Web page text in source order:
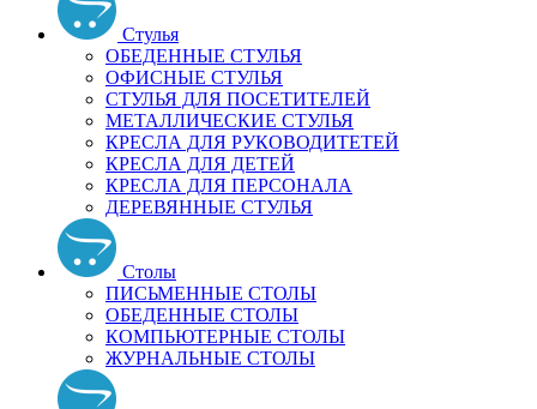
Стулья
ОБЕДЕННЫЕ СТУЛЬЯ
ОФИСНЫЕ СТУЛЬЯ
СТУЛЬЯ ДЛЯ ПОСЕТИТЕЛЕЙ
МЕТАЛЛИЧЕСКИЕ СТУЛЬЯ
КРЕСЛА ДЛЯ РУКОВОДИТЕТЕЙ
КРЕСЛА ДЛЯ ДЕТЕЙ
КРЕСЛА ДЛЯ ПЕРСОНАЛА
ДЕРЕВЯННЫЕ СТУЛЬЯ
Столы
ПИСЬМЕННЫЕ СТОЛЫ
ОБЕДЕННЫЕ СТОЛЫ
КОМПЬЮТЕРНЫЕ СТОЛЫ
ЖУРНАЛЬНЫЕ СТОЛЫ